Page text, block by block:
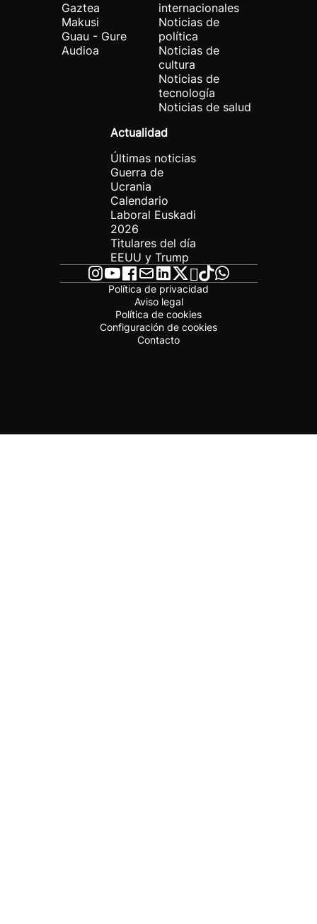
Gaztea
Makusi
Guau - Gure
Audioa
internacionales
Noticias de
política
Noticias de
cultura
Noticias de
tecnología
Noticias de salud
Actualidad
Últimas noticias
Guerra de
Ucrania
Calendario
Laboral Euskadi
2026
Titulares del día
EEUU y Trump
Política de privacidad
Aviso legal
Política de cookies
Configuración de cookies
Contacto